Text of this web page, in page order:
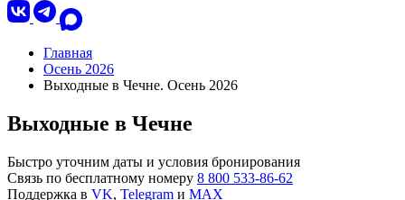
Главная
Осень 2026
Выходные в Чечне. Осень 2026
Выходные в Чечне
Быстро уточним даты и условия бронирования
Связь по бесплатному номеру 8 800 533-86-62
Поддержка в VK, Telegram и MAX